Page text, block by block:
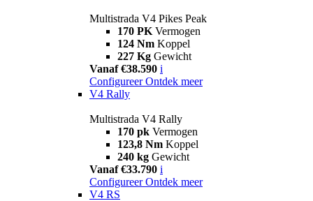
Multistrada V4 Pikes Peak
170 PK Vermogen
124 Nm Koppel
227 Kg Gewicht
Vanaf €38.590 i
Configureer Ontdek meer
V4 Rally
Multistrada V4 Rally
170 pk Vermogen
123,8 Nm Koppel
240 kg Gewicht
Vanaf €33.790 i
Configureer Ontdek meer
V4 RS